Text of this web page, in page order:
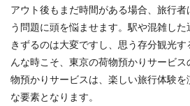
アウト後もまだ時間がある場合、旅行
う問題に頭を悩ませます。駅や混雑し
きずるのは大変ですし、思う存分観光
んな時こそ、東京の荷物預かりサービ
物預かりサービスは、楽しい旅行体験
な要素となります。